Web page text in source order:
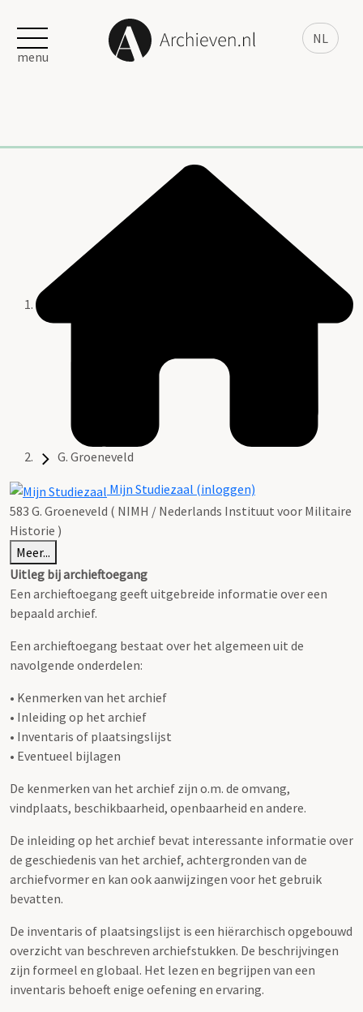
NL
menu
G. Groeneveld
Mijn Studiezaal (inloggen)
583 G. Groeneveld ( NIMH / Nederlands Instituut voor Militaire
Historie )
Meer...
Uitleg bij archieftoegang
Een archieftoegang geeft uitgebreide informatie over een
bepaald archief.
Een archieftoegang bestaat over het algemeen uit de
navolgende onderdelen:
• Kenmerken van het archief
• Inleiding op het archief
• Inventaris of plaatsingslijst
• Eventueel bijlagen
De kenmerken van het archief zijn o.m. de omvang,
vindplaats, beschikbaarheid, openbaarheid en andere.
De inleiding op het archief bevat interessante informatie over
de geschiedenis van het archief, achtergronden van de
archiefvormer en kan ook aanwijzingen voor het gebruik
bevatten.
De inventaris of plaatsingslijst is een hiërarchisch opgebouwd
overzicht van beschreven archiefstukken. De beschrijvingen
zijn formeel en globaal. Het lezen en begrijpen van een
inventaris behoeft enige oefening en ervaring.